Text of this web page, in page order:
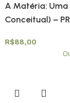
A Matéria:
Conceitual) –
R$88,00